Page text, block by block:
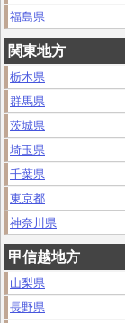
福島県
関東地方
栃木県
群馬県
茨城県
埼玉県
千葉県
東京都
神奈川県
甲信越地方
山梨県
長野県